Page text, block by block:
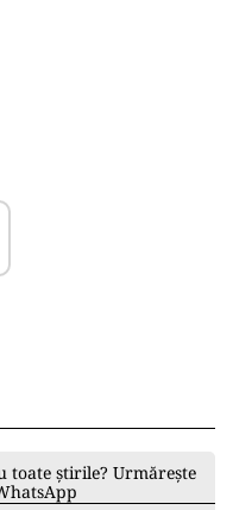
toate știrile? Urmărește